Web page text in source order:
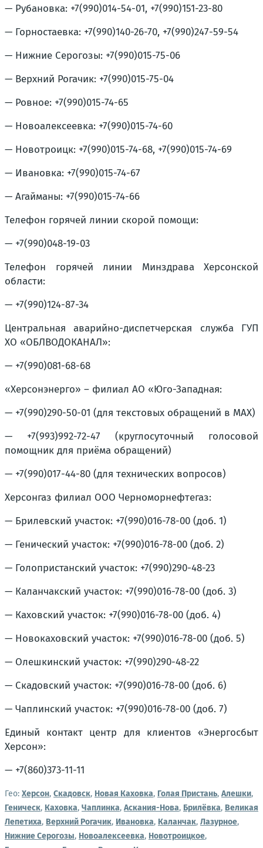
— Рубановка: +7(990)014-54-01, +7(990)151-23-80
— Горностаевка: +7(990)140-26-70, +7(990)247-59-54
— Нижние Серогозы: +7(990)015-75-06
— Верхний Рогачик: +7(990)015-75-04
— Ровное: +7(990)015-74-65
— Новоалексеевка: +7(990)015-74-60
— Новотроицк: +7(990)015-74-68, +7(990)015-74-69
— Ивановка: +7(990)015-74-67
— Агайманы: +7(990)015-74-66
Телефон горячей линии скорой помощи:
— +7(990)048-19-03
Телефон горячей линии Минздрава Херсонской
области:
— +7(990)124-87-34
Центральная аварийно-диспетчерская служба ГУП
ХО «ОБЛВОДОКАНАЛ»:
— +7(990)081-68-68
«Херсонэнерго» – филиал АО «Юго-Западная:
— +7(990)290-50-01 (для текстовых обращений в MAX)
— +7(993)992-72-47 (круглосуточный голосовой
помощник для приёма обращений)
— +7(990)017-44-80 (для технических вопросов)
Херсонгаз филиал ООО Черноморнефтегаз:
— Брилевский участок: +7(990)016-78-00 (доб. 1)
— Генический участок: +7(990)016-78-00 (доб. 2)
— Голопристанский участок: +7(990)290-48-23
— Каланчакский участок: +7(990)016-78-00 (доб. 3)
— Каховский участок: +7(990)016-78-00 (доб. 4)
— Новокаховский участок: +7(990)016-78-00 (доб. 5)
— Олешкинский участок: +7(990)290-48-22
— Скадовский участок: +7(990)016-78-00 (доб. 6)
— Чаплинский участок: +7(990)016-78-00 (доб. 7)
Единый контакт центр для клиентов «Энергосбыт
Херсон»:
— +7(860)373-11-11
Гео: Херсон, Скадовск, Новая Каховка, Голая Пристань, Алешки,
Геническ, Каховка, Чаплинка, Аскания-Нова, Брилёвка, Великая
Лепетиха, Верхний Рогачик, Ивановка, Каланчак, Лазурное,
Нижние Серогозы, Новоалексеевка, Новотроицкое,